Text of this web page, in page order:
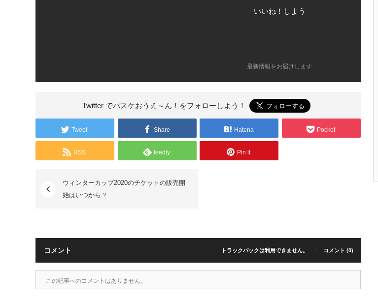
いいね！しよう
最新情報をお届けします
Twitter でバスケおうえ～ん！をフォローしよう！
Tweet Share Hatena Pocket
RSS feedly Pin it
ウィンターカップ2020のチケットの販売開
始はいつから？
コメント トラックバックは利用できません。 コメント (0)
この記事へのコメントはありません。